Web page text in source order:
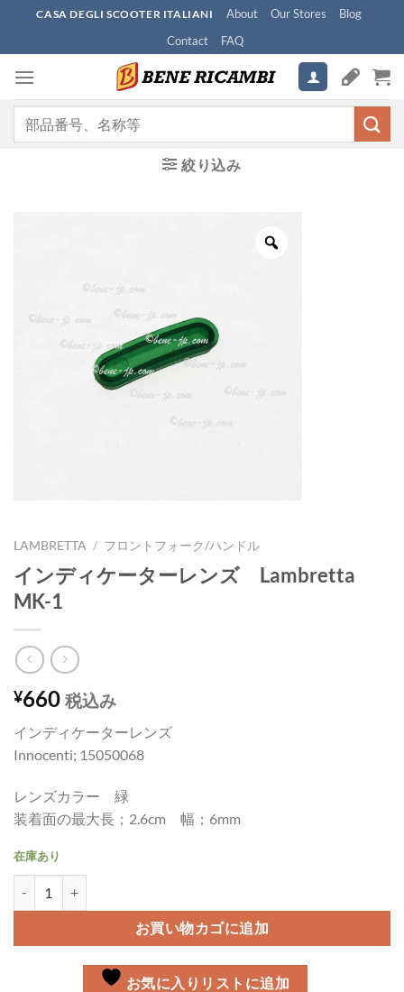
content
CASA DEGLI SCOOTER ITALIANI About Our Stores
Blog
Contact
FAQ
絞り込み
LAMBRETTA / フロントフォーク/ハンドル
インディケーターレンズ Lambretta
MK-1
¥660 税込み
インディケーターレンズ
Innocenti; 15050068
レンズカラー 緑
装着面の最大長；2.6cm 幅；6mm
在庫あり
お買い物カゴに追加
お気に入りリストに追加